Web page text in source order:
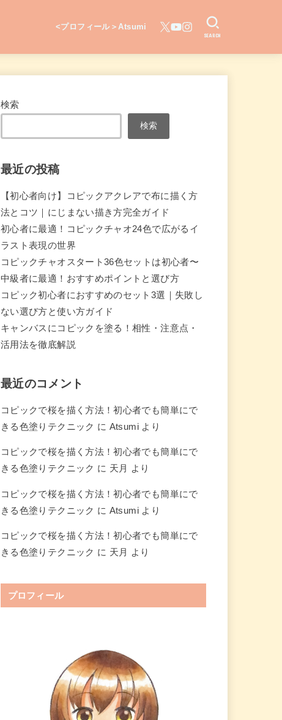
<プロフィール＞Atsumi
SEARCH
検索
検索
最近の投稿
【初心者向け】コピックアクレアで布に描く方
法とコツ｜にじまない描き方完全ガイド
初心者に最適！コピックチャオ24色で広がるイ
ラスト表現の世界
コピックチャオスタート36色セットは初心者〜
中級者に最適！おすすめポイントと選び方
コピック初心者におすすめのセット3選｜失敗し
ない選び方と使い方ガイド
キャンバスにコピックを塗る！相性・注意点・
活用法を徹底解説
最近のコメント
コピックで桜を描く方法！初心者でも簡単にで
きる色塗りテクニック に Atsumiより
コピックで桜を描く方法！初心者でも簡単にで
きる色塗りテクニック に 天月 より
コピックで桜を描く方法！初心者でも簡単にで
きる色塗りテクニック に Atsumiより
コピックで桜を描く方法！初心者でも簡単にで
きる色塗りテクニック に 天月 より
プロフィール